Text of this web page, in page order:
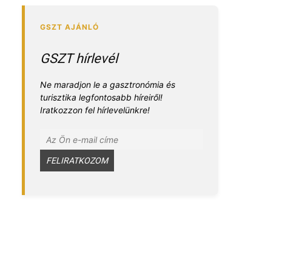
GSZT hírlevél
Ne maradjon le a gasztronómia és
turisztika legfontosabb híreiről!
Iratkozzon fel hírlevelünkre!